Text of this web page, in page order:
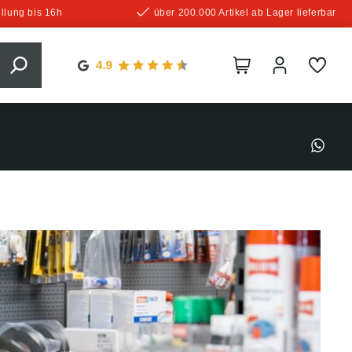
bis 16h über 200.000 Artikel ab Lager lieferbar